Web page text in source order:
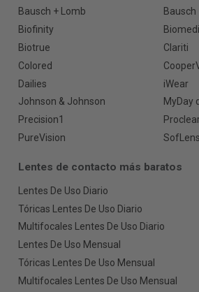
Bausch + Lomb
Bausch
Biofinity
Biotrue
Clariti
Colored
Dailies
iWear
Johnson & Johnson
MyDay
Precision1
PureVision
SofLens
Lentes de contacto más baratos
Lentes De Uso Diario
Tóricas Lentes De Uso Diario
Multifocales Lentes De Uso Diario
Lentes De Uso Mensual
Tóricas Lentes De Uso Mensual
Multifocales Lentes De Uso Mensual